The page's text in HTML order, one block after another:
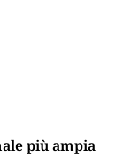
più ampia